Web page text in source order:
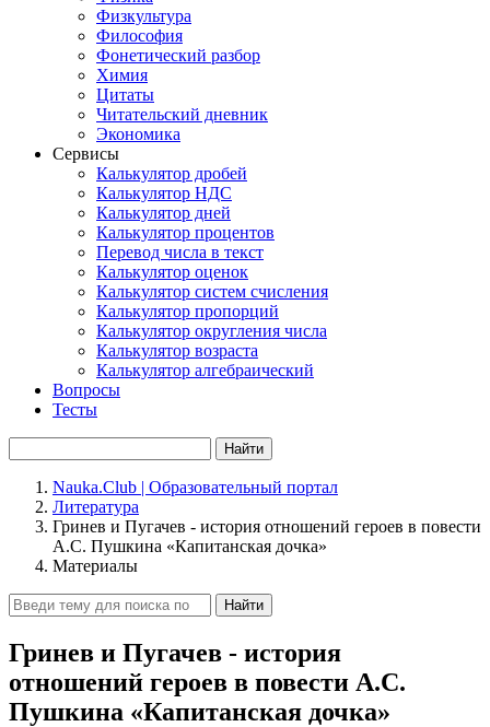
Физкультура
Философия
Фонетический разбор
Химия
Цитаты
Читательский дневник
Экономика
Сервисы
Калькулятор дробей
Калькулятор НДС
Калькулятор дней
Калькулятор процентов
Перевод числа в текст
Калькулятор оценок
Калькулятор систем счисления
Калькулятор пропорций
Калькулятор округления числа
Калькулятор возраста
Калькулятор алгебраический
Вопросы
Тесты
Найти
Nauka.Club | Образовательный портал
Литература
Гринев и Пугачев - история отношений героев в повести
А.С. Пушкина «Капитанская дочка»
Материалы
Найти
Гринев и Пугачев - история
отношений героев в повести А.С.
Пушкина «Капитанская дочка»